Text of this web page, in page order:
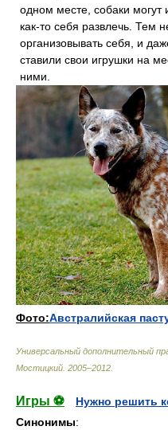
одном месте, собаки могут
как-то себя развлечь. Тем
организовывать себя, и
ставили свои игрушки на
ними.
Фото:Австралийская
Универсальный дополнительный
Мостицкий 2005–2012
Игры ⚽
Нужно решить
Синонимы: